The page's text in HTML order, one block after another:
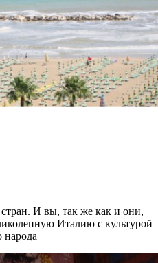
И вы, так же как и они,
Италию с культурой
народа